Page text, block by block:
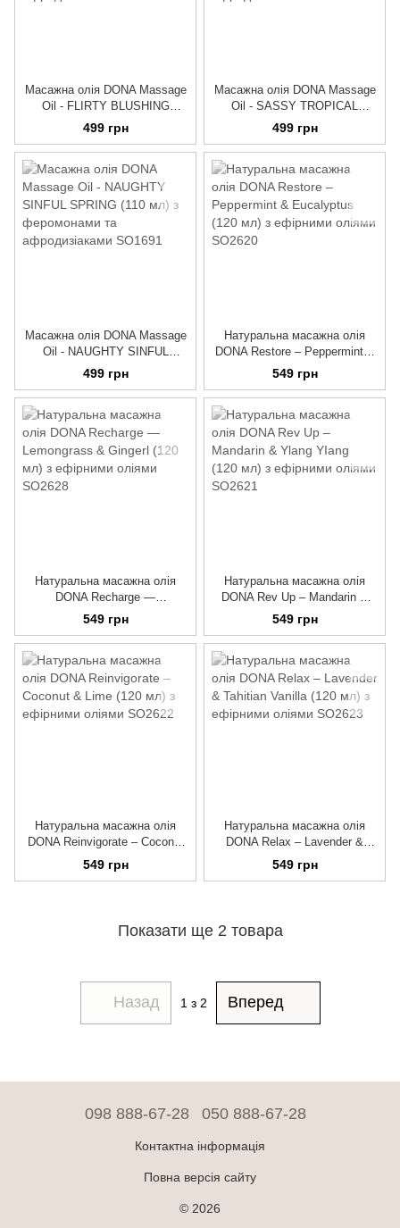
Масажна олія DONA Massage
Oil - FLIRTY BLUSHING
BERRY (110 мл) з
феромонами та
афродизіаками
499 грн
Масажна олія DONA Massage
Oil - SASSY TROPICAL
TEASE (110 мл) з
феромонами та
афродизіаками
499 грн
Масажна олія DONA Massage
Oil - NAUGHTY SINFUL
SPRING (110 мл) з
феромонами та
афродизіаками
499 грн
Натуральна масажна олія
DONA Restore – Peppermint &
Eucalyptus (120 мл) з
ефірними оліями
549 грн
Натуральна масажна олія
DONA Recharge —
Lemongrass & Gingerl (120 мл)
з ефірними оліями
549 грн
Натуральна масажна олія
DONA Rev Up – Mandarin &
Ylang YIang (120 мл) з
ефірними оліями
549 грн
Натуральна масажна олія
DONA Reinvigorate – Coconut
& Lime (120 мл) з ефірними
оліями
549 грн
Натуральна масажна олія
DONA Relax – Lavender &
Tahitian Vanilla (120 мл) з
ефірними оліями
549 грн
Показати ще 2 товара
Назад 1 з 2 Вперед
098 888-67-28 050 888-67-28
Контактна інформація
Повна версія сайту
© 2026